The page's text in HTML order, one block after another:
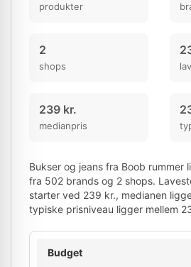
produkter
2
shops
239 kr.
medianpris
Bukser og jeans fra Boob rummer
fra 502 brands og 2 shops.
starter ved 239 kr., medianen
typiske prisniveau ligger mellem
Budget